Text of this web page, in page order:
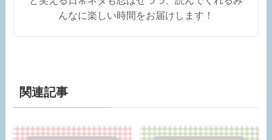
んなに楽しい時間をお届けします！
関連記事